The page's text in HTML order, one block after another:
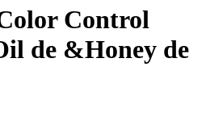
Control
de &Honey de